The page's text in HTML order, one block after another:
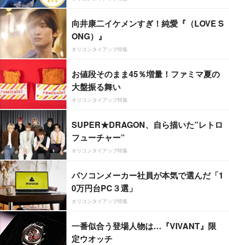
向井康二イケメンすぎ！純愛『（LOVE S
ONG）』
オリコンタイアップ特集
お値段そのまま45％増量！ファミマ夏の
大盤振る舞い
オリコンタイアップ特集
SUPER★DRAGON、自ら描いた”レトロ
フューチャー”
オリコンタイアップ特集
パソコンメーカー社員が本気で選んだ「1
0万円台PC３選」
オリコンタイアップ特集
一番似合う登場人物は…『VIVANT』限
定ウオッチ